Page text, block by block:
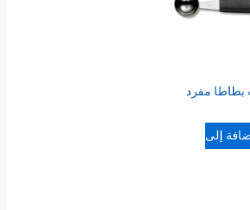
بطاطا مفرد
إلى